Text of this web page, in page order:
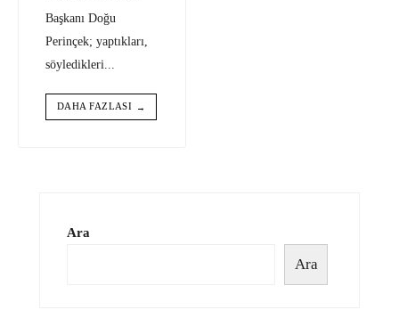
Başkanı Doğu
Perinçek; yaptıkları,
söyledikleri
DAHA FAZLASI →
Ara
Ara